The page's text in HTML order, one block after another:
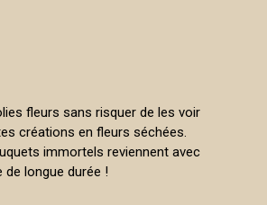
fleurs sans risquer de les voir
créations en fleurs séchées.
immortels reviennent avec
longue durée !